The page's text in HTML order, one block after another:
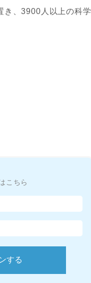
き、3900人以上の科学
こちら